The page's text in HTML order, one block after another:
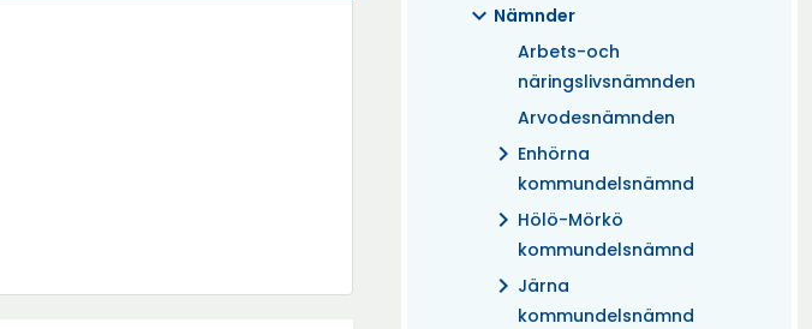
expand_more Nämnder
Arbets-och
näringslivsnämnden
Arvodesnämnden
chevron_right Enhörna
kommundelsnämnd
chevron_right Hölö-Mörkö
kommundelsnämnd
chevron_right Järna
kommundelsnämnd